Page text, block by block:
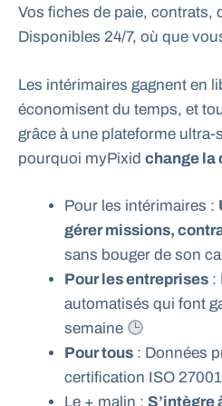
Vos fiches de paie, contrats,
Disponibles 24/7, où que
Les intérimaires gagnent en
économisent du temps, et
grâce à une plateforme ultra-
pourquoi myPixid change la
Pour les intérimaires :
gérer missions,
sans bouger de son
Pour les entreprises :
automatisés qui font
semaine
Pour tous : Données
certification ISO 27001
Le + malin : S’intègre